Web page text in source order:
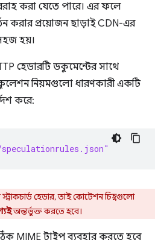
করা যেতে পারে। এর ফলে
করার প্রয়োজন ছাড়াই CDN-এর
হয়।
হেডারটি ডকুমেন্টের সাথে
নিয়মগুলো ধারণকারী একটি
করে:
হেডার, তাই কোটেশন চিহ্নগুলো
অন্তর্ভুক্ত করতে হবে।
MIME টাইপ ব্যবহার করতে হবে